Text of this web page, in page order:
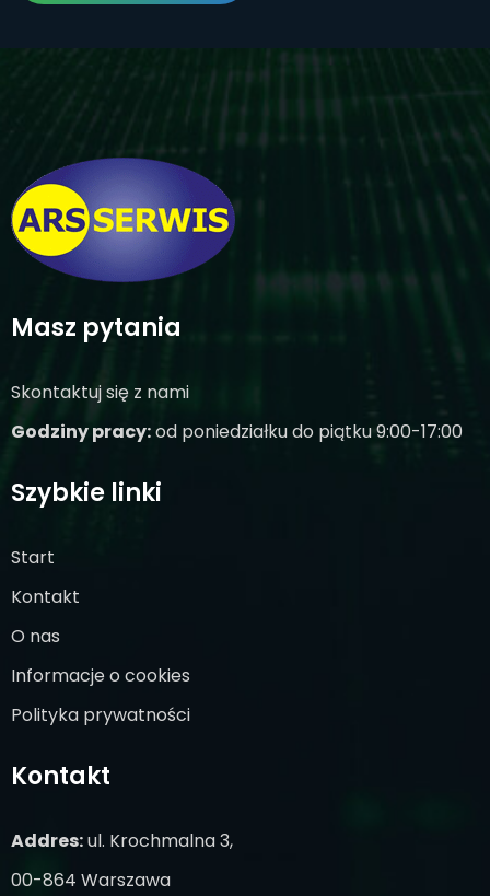
Masz pytania
Skontaktuj się z nami
Godziny pracy:od poniedziałku do piątku 9:00-17:00
Szybkie linki
Start
Kontakt
O nas
Informacje o cookies
Polityka prywatności
Kontakt
Addres:ul. Krochmalna 3,
00-864 Warszawa